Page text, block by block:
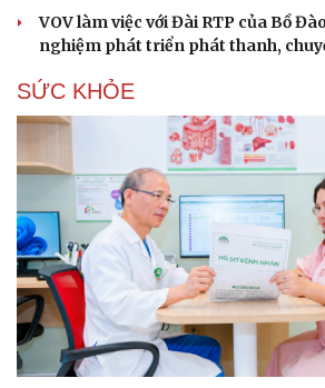
VOV làm việc với Đài RTP của Bồ
nghiệm phát triển phát thanh,
SỨC KHỎE